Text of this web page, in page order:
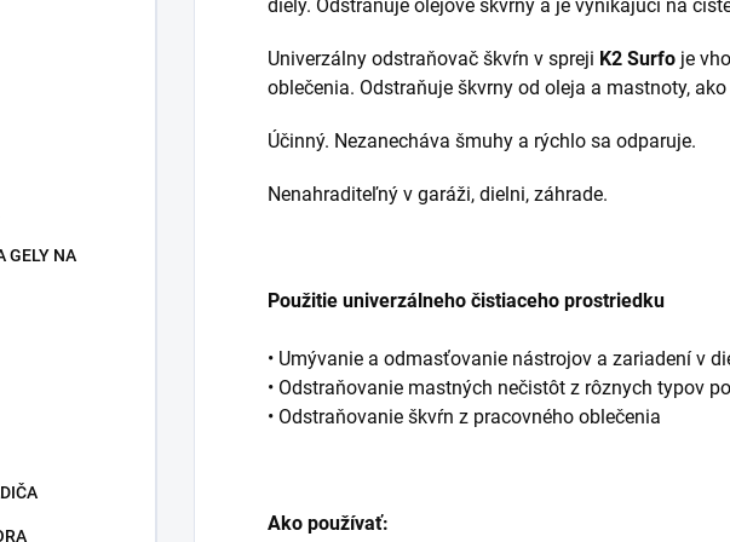
GELY NA
diely. Odstraňuje olejové škvrny a je vynikajúci na
Univerzálny odstraňovač škvŕn v spreji K2 Surfo je
oblečenia. Odstraňuje škvrny od oleja a mastnoty,
Účinný. Nezanecháva šmuhy a rýchlo sa odparuje.
Nenahraditeľný v garáži, dielni, záhrade.
Použitie univerzálneho čistiaceho prostriedku
• Umývanie a odmasťovanie nástrojov a zariadení v
• Odstraňovanie mastných nečistôt z rôznych typov
• Odstraňovanie škvŕn z pracovného oblečenia
Ako používať: